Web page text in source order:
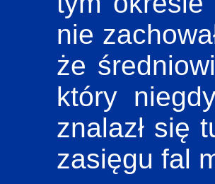
nie
że
który
znalazł się
zasięgu fal